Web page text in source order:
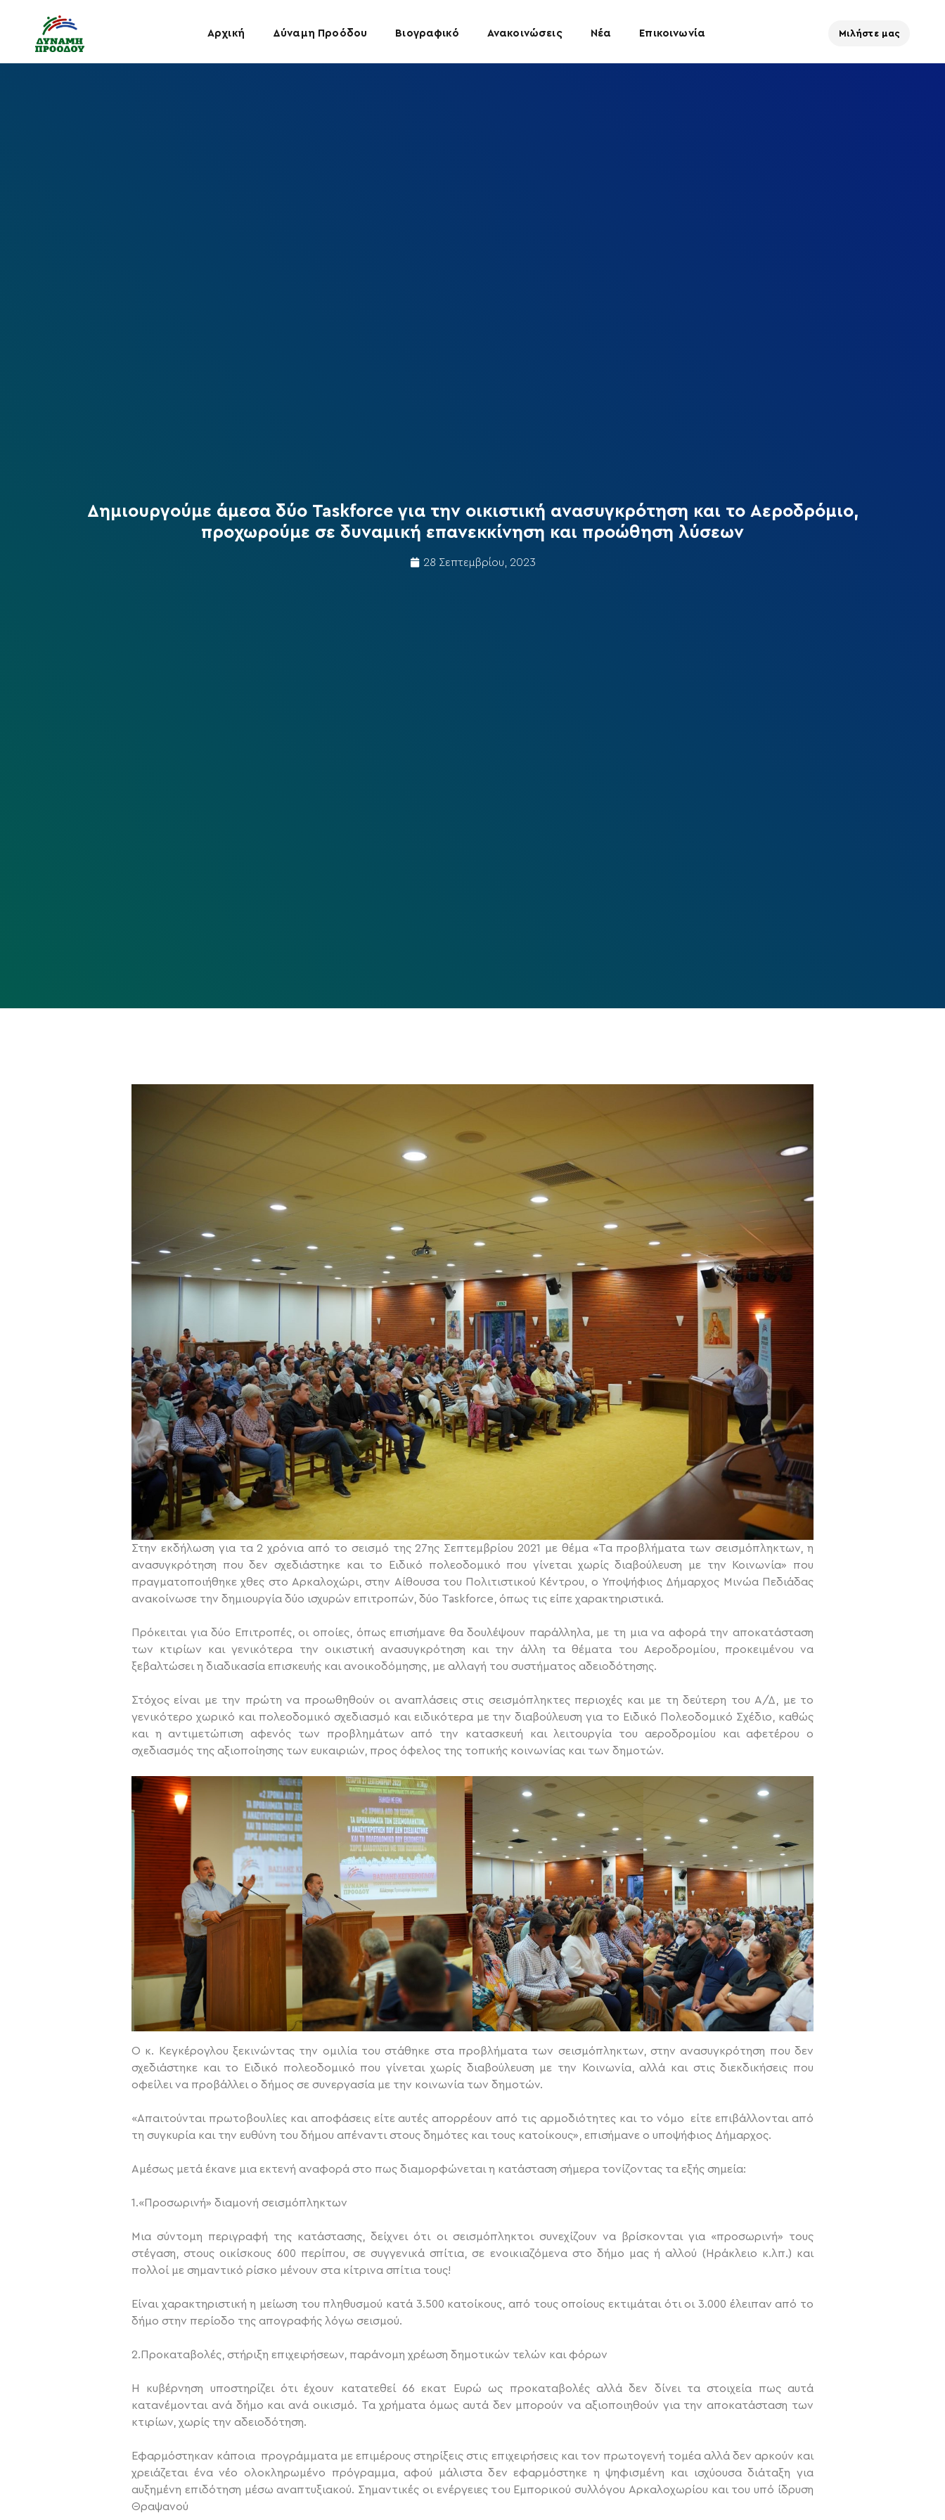
Αρχική Δύναμη Προόδου Βιογραφικό Ανακοινώσεις Νέα Επικοινωνία Μιλήστε μας
Δημιουργούμε άμεσα δύο Taskforce για την οικιστική ανασυγκρότηση και το Αεροδρόμιο,
προχωρούμε σε δυναμική επανεκκίνηση και προώθηση λύσεων
28 Σεπτεμβρίου, 2023
Στην εκδήλωση για τα 2 χρόνια από το σεισμό της 27ης Σεπτεμβρίου 2021 με θέμα «Τα προβλήματα των σεισμόπληκτων, η
ανασυγκρότηση που δεν σχεδιάστηκε και το Ειδικό πολεοδομικό που γίνεται χωρίς διαβούλευση με την Κοινωνία» που
πραγματοποιήθηκε χθες στο Αρκαλοχώρι, στην Αίθουσα του Πολιτιστικού Κέντρου, ο Υποψήφιος Δήμαρχος Μινώα Πεδιάδας
ανακοίνωσε την δημιουργία δύο ισχυρών επιτροπών, δύο Taskforce, όπως τις είπε χαρακτηριστικά.
Πρόκειται για δύο Επιτροπές, οι οποίες, όπως επισήμανε θα δουλέψουν παράλληλα, με τη μια να αφορά την αποκατάσταση
των κτιρίων και γενικότερα την οικιστική ανασυγκρότηση και την άλλη τα θέματα του Αεροδρομίου, προκειμένου να
ξεβαλτώσει η διαδικασία επισκευής και ανοικοδόμησης, με αλλαγή του συστήματος αδειοδότησης.
Στόχος είναι με την πρώτη να προωθηθούν οι αναπλάσεις στις σεισμόπληκτες περιοχές και με τη δεύτερη του Α/Δ, με το
γενικότερο χωρικό και πολεοδομικό σχεδιασμό και ειδικότερα με την διαβούλευση για το Ειδικό Πολεοδομικό Σχέδιο, καθώς
και η αντιμετώπιση αφενός των προβλημάτων από την κατασκευή και λειτουργία του αεροδρομίου και αφετέρου ο
σχεδιασμός της αξιοποίησης των ευκαιριών, προς όφελος της τοπικής κοινωνίας και των δημοτών.
Ο κ. Κεγκέρογλου ξεκινώντας την ομιλία του στάθηκε στα προβλήματα των σεισμόπληκτων, στην ανασυγκρότηση που δεν
σχεδιάστηκε και το Ειδικό πολεοδομικό που γίνεται χωρίς διαβούλευση με την Κοινωνία, αλλά και στις διεκδικήσεις που
οφείλει να προβάλλει ο δήμος σε συνεργασία με την κοινωνία των δημοτών.
«Απαιτούνται πρωτοβουλίες και αποφάσεις είτε αυτές απορρέουν από τις αρμοδιότητες και το νόμο είτε επιβάλλονται από
τη συγκυρία και την ευθύνη του δήμου απέναντι στους δημότες και τους κατοίκους», επισήμανε ο υποψήφιος Δήμαρχος.
Αμέσως μετά έκανε μια εκτενή αναφορά στο πως διαμορφώνεται η κατάσταση σήμερα τονίζοντας τα εξής σημεία:
1.«Προσωρινή» διαμονή σεισμόπληκτων
Μια σύντομη περιγραφή της κατάστασης, δείχνει ότι οι σεισμόπληκτοι συνεχίζουν να βρίσκονται για «προσωρινή» τους
στέγαση, στους οικίσκους 600 περίπου, σε συγγενικά σπίτια, σε ενοικιαζόμενα στο δήμο μας ή αλλού (Ηράκλειο κ.λπ.) και
πολλοί με σημαντικό ρίσκο μένουν στα κίτρινα σπίτια τους!
Είναι χαρακτηριστική η μείωση του πληθυσμού κατά 3.500 κατοίκους, από τους οποίους εκτιμάται ότι οι 3.000 έλειπαν από το
δήμο στην περίοδο της απογραφής λόγω σεισμού.
2.Προκαταβολές, στήριξη επιχειρήσεων, παράνομη χρέωση δημοτικών τελών και φόρων
Η κυβέρνηση υποστηρίζει ότι έχουν κατατεθεί 66 εκατ Ευρώ ως προκαταβολές αλλά δεν δίνει τα στοιχεία πως αυτά
κατανέμονται ανά δήμο και ανά οικισμό. Τα χρήματα όμως αυτά δεν μπορούν να αξιοποιηθούν για την αποκατάσταση των
κτιρίων, χωρίς την αδειοδότηση.
Εφαρμόστηκαν κάποια προγράμματα με επιμέρους στηρίξεις στις επιχειρήσεις και τον πρωτογενή τομέα αλλά δεν αρκούν και
χρειάζεται ένα νέο ολοκληρωμένο πρόγραμμα, αφού μάλιστα δεν εφαρμόστηκε η ψηφισμένη και ισχύουσα διάταξη για
αυξημένη επιδότηση μέσω αναπτυξιακού. Σημαντικές οι ενέργειες του Εμπορικού συλλόγου Αρκαλοχωρίου και του υπό ίδρυση
Θραψανού